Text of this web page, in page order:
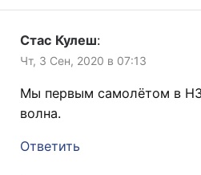
Стас Кулеш:
Чт, 3 Сен, 2020 в 07:13
Мы первым самолётом в
волна.
Ответить